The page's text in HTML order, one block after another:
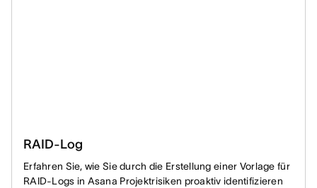
RAID-Log
Erfahren Sie, wie Sie durch die Erstellung einer Vorlage für
RAID-Logs in Asana Projektrisiken proaktiv identifizieren